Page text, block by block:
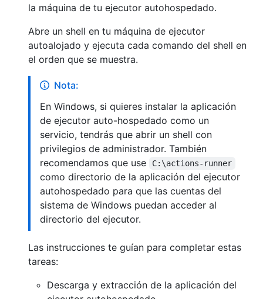
la máquina de tu ejecutor autohospedado.
Abre un shell en tu máquina de ejecutor
autoalojado y ejecuta cada comando del shell en
el orden que se muestra.
Nota:
En Windows, si quieres instalar la aplicación
de ejecutor auto-hospedado como un
servicio, tendrás que abrir un shell con
privilegios de administrador. También
recomendamos que use
C:\actions-runner
como directorio de la aplicación del ejecutor
autohospedado para que las cuentas del
sistema de Windows puedan acceder al
directorio del ejecutor.
Las instrucciones te guían para completar estas
tareas:
Descarga y extracción de la aplicación del